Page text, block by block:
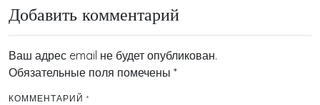
Добавить комментарий
Ваш адрес email не будет опубликован.
Обязательные поля помечены *
КОММЕНТАРИЙ *